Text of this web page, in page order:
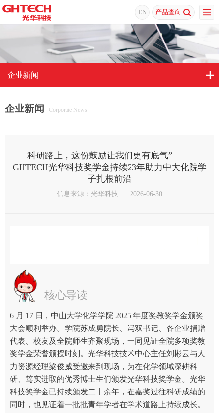
EN 产品查询
企业新闻
企业新闻 Corporate News
科研路上，这份鼓励让我们更有底气” ——
GHTECH光华科技奖学金持续23年助力中大化院学
子扎根前沿
信息来源：光华科技 2026-06-30
核心导读
6 月 17 日，中山大学化学学院 2025 年度奖教奖学金颁奖
大会顺利举办。学院苏成勇院长、冯双书记、各企业捐赠
代表、校友及全院师生齐聚现场，一同见证全院多项奖教
奖学金荣誉颁授时刻。光华科技技术中心主任刘彬云与人
力资源经理梁俊威受邀来到现场，为在化学领域深耕科
研、笃实进取的优秀博士生们颁发光华科技奖学金。光华
科技奖学金已持续颁发二十余年，在嘉奖过往科研成绩的
同时，也见证着一批批青年学者在学术道路上持续成长。